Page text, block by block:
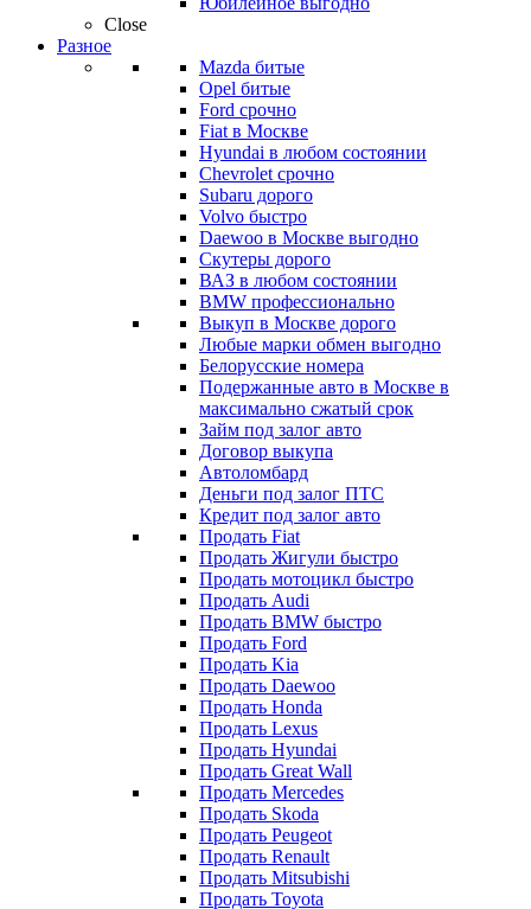
Close
Разное
Mazda битые
Opel битые
Ford срочно
Fiat в Москве
Hyundai в любом состоянии
Chevrolet срочно
Subaru дорого
Volvo быстро
Daewoo в Москве выгодно
Скутеры дорого
ВАЗ в любом состоянии
BMW профессионально
Выкуп в Москве дорого
Любые марки обмен выгодно
Белорусские номера
Подержанные авто в Москве в
максимально сжатый срок
Займ под залог авто
Договор выкупа
Автоломбард
Деньги под залог ПТС
Кредит под залог авто
Продать Fiat
Продать Жигули быстро
Продать мотоцикл быстро
Продать Audi
Продать BMW быстро
Продать Ford
Продать Kia
Продать Daewoo
Продать Honda
Продать Lexus
Продать Hyundai
Продать Great Wall
Продать Mercedes
Продать Skoda
Продать Peugeot
Продать Renault
Продать Mitsubishi
Продать Toyota